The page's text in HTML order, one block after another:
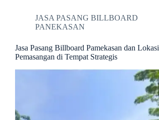
JASA PASANG BILLBOARD
PANEKASAN
Jasa Pasang Billboard Pamekasan dan Lokasi
Pemasangan di Tempat Strategis